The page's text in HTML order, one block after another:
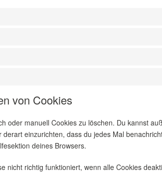
von Cookies
oder manuell Cookies zu löschen. Du kannst
einzurichten, dass du jedes Mal
deines Browsers.
nicht richtig funktioniert, wenn alle Cookies